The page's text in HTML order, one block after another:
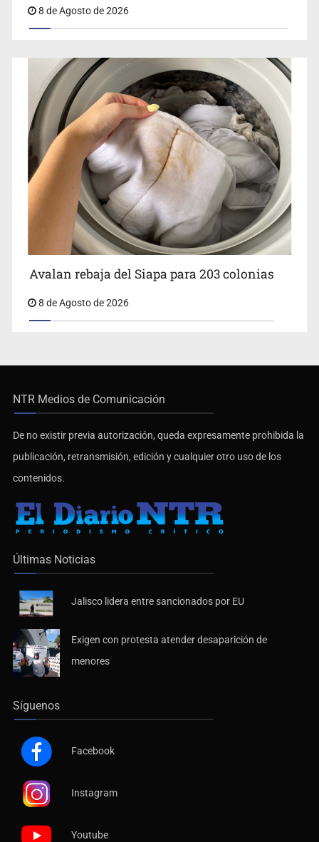
8 de Agosto de 2026
Avalan rebaja del Siapa para 203 colonias
8 de Agosto de 2026
NTR Medios de Comunicación
De no existir previa autorización, queda expresamente prohibida la
publicación, retransmisión, edición y cualquier otro uso de los
contenidos.
Últimas Noticias
Jalisco lidera entre sancionados por EU
Exigen con protesta atender desaparición de
menores
Síguenos
Facebook
Instagram
Youtube